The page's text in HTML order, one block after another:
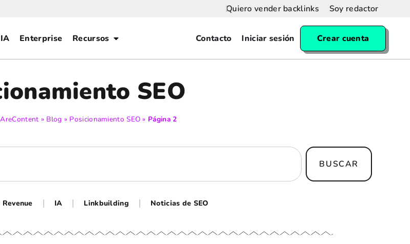
Quiero vender backlinks Soy redactor
Enterprise Recursos Contacto Iniciar sesión Crear cuenta
SEO
» Blog » Posicionamiento SEO » Página 2
BUSCAR
IA Linkbuilding Noticias de SEO